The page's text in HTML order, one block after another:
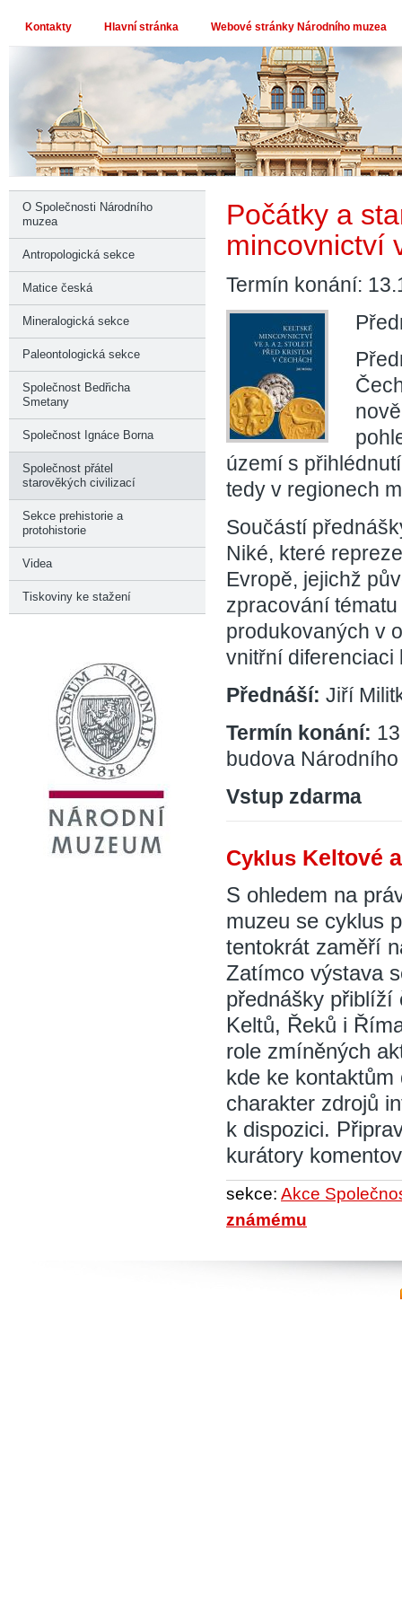
Kontakty Hlavní stránka Webové stránky Národního muzea
Počátky a
mincovnictví
Termín konání:
území s
tedy v regionech
Součástí
Niké, které
Evropě, jejichž
zpracování
produkovaných v
vnitřní diferenciaci
Přednáší: Jiří
Termín konání:
budova
Vstup zdarma
Cyklus Keltové
S ohledem na
muzeu se cyklus
tentokrát zaměří
Zatímco výstava
přednášky přiblíží
Keltů, Řeků i
role zmíněných
kde ke
charakter zdrojů
k dispozici.
kurátory
sekce: Akce
známému
O Společnosti Národního
muzea
Antropologická sekce
Matice česká
Mineralogická sekce
Paleontologická sekce
Společnost Bedřicha
Smetany
Společnost Ignáce Borna
Společnost přátel
starověkých civilizací
Sekce prehistorie a
protohistorie
Videa
Tiskoviny ke stažení